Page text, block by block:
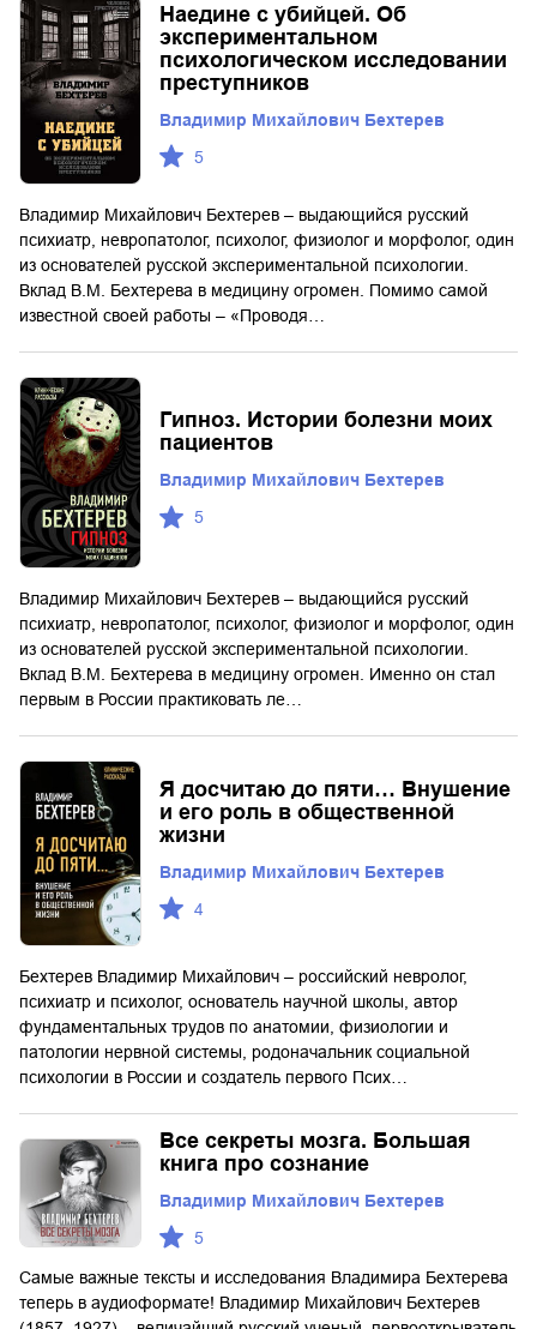
Наедине с убийцей. Об
экспериментальном
психологическом исследовании
преступников
Владимир Михайлович Бехтерев
5
Владимир Михайлович Бехтерев – выдающийся русский
психиатр, невропатолог, психолог, физиолог и морфолог, один
из основателей русской экспериментальной психологии.
Вклад В.М. Бехтерева в медицину огромен. Помимо самой
известной своей работы – «Проводя…
Гипноз. Истории болезни моих
пациентов
Владимир Михайлович Бехтерев
5
Владимир Михайлович Бехтерев – выдающийся русский
психиатр, невропатолог, психолог, физиолог и морфолог, один
из основателей русской экспериментальной психологии.
Вклад В.М. Бехтерева в медицину огромен. Именно он стал
первым в России практиковать ле…
Я досчитаю до пяти… Внушение
и его роль в общественной
жизни
Владимир Михайлович Бехтерев
4
Бехтерев Владимир Михайлович – российский невролог,
психиатр и психолог, основатель научной школы, автор
фундаментальных трудов по анатомии, физиологии и
патологии нервной системы, родоначальник социальной
психологии в России и создатель первого Псих…
Все секреты мозга. Большая
книга про сознание
Владимир Михайлович Бехтерев
5
Самые важные тексты и исследования Владимира Бехтерева
теперь в аудиоформате! Владимир Михайлович Бехтерев